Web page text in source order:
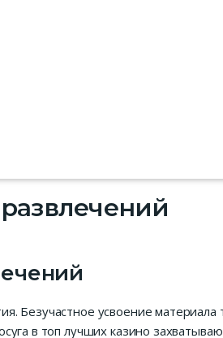
Безучастное усвоение
в топ лучших казино